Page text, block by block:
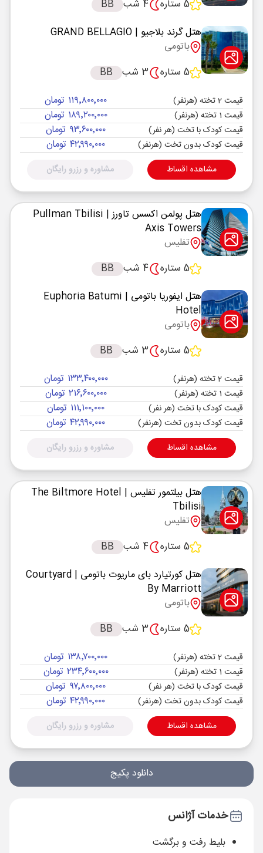
5 ستاره 4 شب
BB
هتل گرند بلاجیو | GRAND BELLAGIO
باتومی
5 ستاره
3 شب BB
قیمت 2 تخته (هرنفر) ۱۱۹٬۸۰۰٬۰۰۰ تومان
قیمت 1 تخته (هرنفر) ۱۸۹٬۲۰۰٬۰۰۰ تومان
قیمت کودک با تخت (هر نفر) ۹۳٬۶۰۰٬۰۰۰ تومان
قیمت کودک بدون تخت (هرنفر) ۴۲٬۹۹۰٬۰۰۰ تومان
مشاهده اقساط مشاوره و رزرو رایگان
هتل پولمن اکسس تاورز | Pullman Tbilisi
Axis Towers
تفلیس
5 ستاره
4 شب
BB
هتل ایفوریا باتومی
| Euphoria Batumi
Hotel
باتومی
5 ستاره
3 شب BB
قیمت 2 تخته (هرنفر) ۱۳۳٬۴۰۰٬۰۰۰ تومان
قیمت 1 تخته (هرنفر) ۲۱۶٬۶۰۰٬۰۰۰ تومان
قیمت کودک با تخت (هر نفر) ۱۱۱٬۱۰۰٬۰۰۰ تومان
قیمت کودک بدون تخت (هرنفر) ۴۲٬۹۹۰٬۰۰۰ تومان
مشاهده اقساط مشاوره و رزرو رایگان
هتل بیلتمور تفلیس | The Biltmore Hotel
Tbilisi
تفلیس
5 ستاره
4 شب
BB
هتل کورتیارد بای ماریوت باتومی
| Courtyard
By Marriott
باتومی
5 ستاره
3 شب BB
قیمت 2 تخته (هرنفر) ۱۳۸٬۷۰۰٬۰۰۰ تومان
قیمت 1 تخته (هرنفر) ۲۳۴٬۶۰۰٬۰۰۰ تومان
قیمت کودک با تخت (هر نفر) ۹۷٬۸۰۰٬۰۰۰ تومان
قیمت کودک بدون تخت (هرنفر) ۴۲٬۹۹۰٬۰۰۰ تومان
مشاهده اقساط مشاوره و رزرو رایگان
دانلود پکیج
خدمات آژانس
بلیط رفت و برگشت